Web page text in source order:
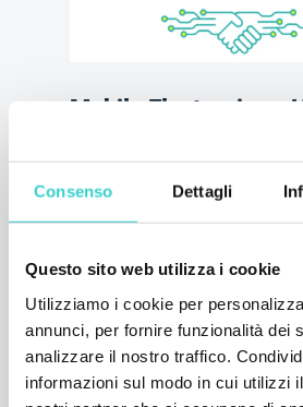
Consenso Dettagli
Questo sito web utilizza i cookie
Utilizziamo i cookie per
annunci, per fornire funzionalità dei
analizzare il nostro traffico.
informazioni sul modo in cui utilizzi
Mobile Electronics a
martedì 02 aprile 2019
NSYS Group Team
aggiornamenti di software e
21 aprile 2019. Venite a
11M26 per scoprire i
software aggiornato NSYS
diagnosi completa dei
una cancellazione sicura dei